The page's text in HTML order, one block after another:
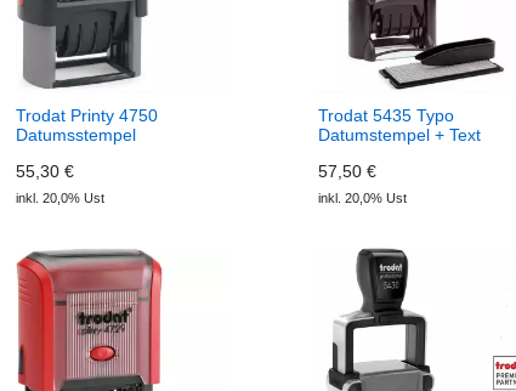
Trodat Printy 4750
Datumsstempel
55,30 €
inkl. 20,0% Ust
Trodat 5435 Typo
Datumstempel + Text
57,50 €
inkl. 20,0% Ust